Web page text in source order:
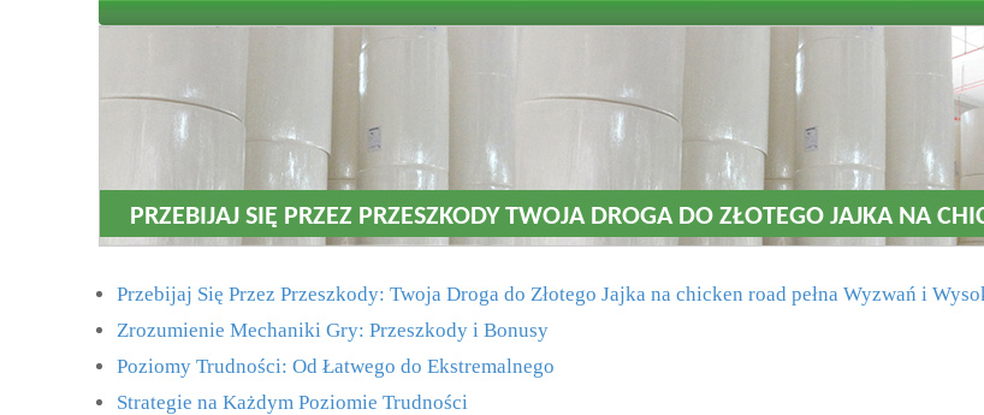
PRZEBIJAJ SIĘ PRZEZ PRZESZKODY TWOJA DROGA DO ZŁOTEGO JAJKA NA
Przebijaj Się Przez Przeszkody: Twoja Droga do Złotego Jajka na chicken road pełna Wyzwań i
Zrozumienie Mechaniki Gry: Przeszkody i Bonusy
Poziomy Trudności: Od Łatwego do Ekstremalnego
Strategie na Każdym Poziomie Trudności